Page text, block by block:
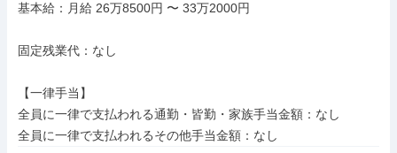
基本給：月給 26万8500円 〜 33万2000円
固定残業代：なし
【一律手当】
全員に一律で支払われる通勤・皆勤・家族手当金額：なし
全員に一律で支払われるその他手当金額：なし